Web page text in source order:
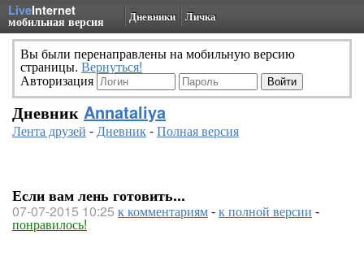
LiveInternet
мобильная версия Дневники Личка
Вы были перенаправлены на мобильную версию
страницы. Вернуться!
Авторизация
Дневник Annataliya
Лента друзей -Дневник-Полная версия
Если вам лень готовить...
07-07-2015 10:25 к комментариям-к полной версии -
понравилось!